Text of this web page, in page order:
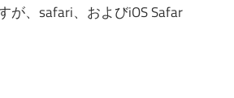
が、safari、およびiOS Safar